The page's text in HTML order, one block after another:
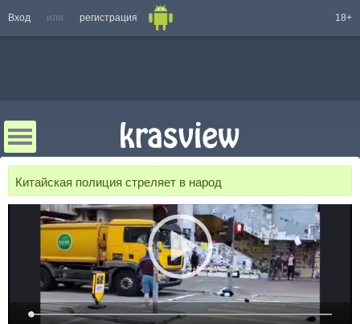
Вход или регистрация 18+
Китайская полиция стреляет в народ